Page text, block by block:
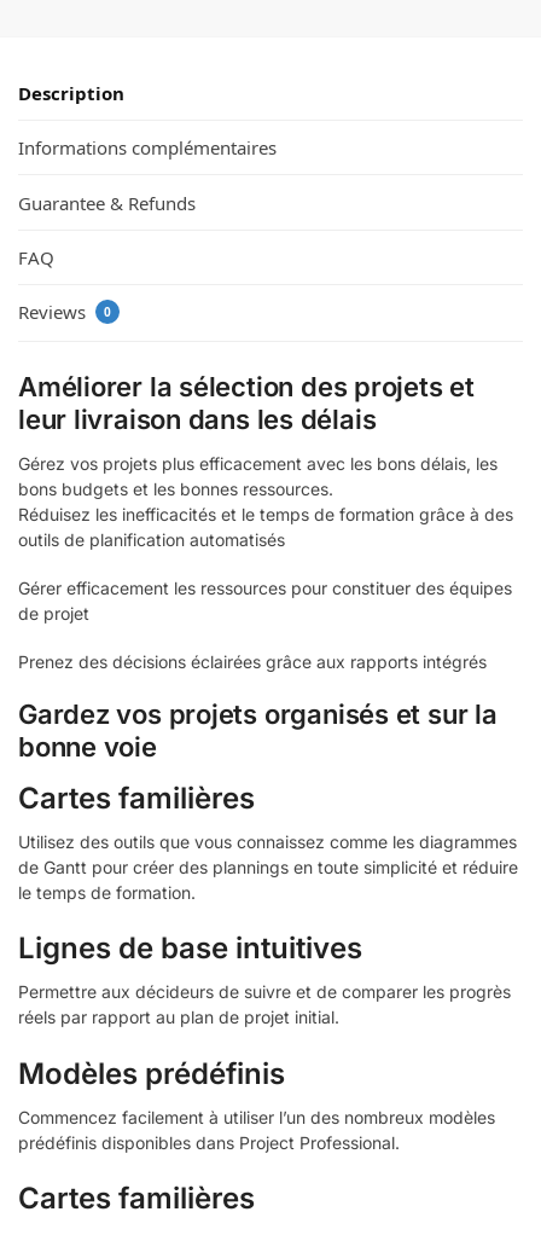
Description
Informations complémentaires
Guarantee & Refunds
FAQ
Reviews 0
Améliorer la sélection des projets et
leur livraison dans les délais
Gérez vos projets plus efficacement avec les bons délais, les
bons budgets et les bonnes ressources.
Réduisez les inefficacités et le temps de formation grâce à des
outils de planification automatisés
Gérer efficacement les ressources pour constituer des équipes
de projet
Prenez des décisions éclairées grâce aux rapports intégrés
Gardez vos projets organisés et sur la
bonne voie
Cartes familières
Utilisez des outils que vous connaissez comme les diagrammes
de Gantt pour créer des plannings en toute simplicité et réduire
le temps de formation.
Lignes de base intuitives
Permettre aux décideurs de suivre et de comparer les progrès
réels par rapport au plan de projet initial.
Modèles prédéfinis
Commencez facilement à utiliser l’un des nombreux modèles
prédéfinis disponibles dans Project Professional.
Cartes familières